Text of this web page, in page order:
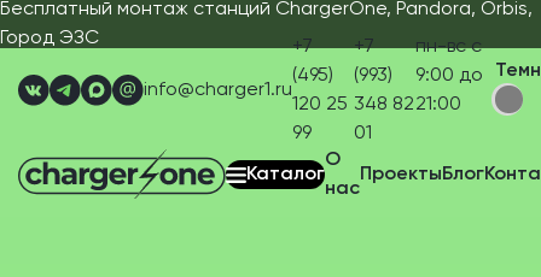
Бесплатный монтаж станций ChargerOne, Pandora, Orbis,
Город ЭЗС
info@charger1.ru
+7
(495)
120 25
99
+7
(993)
348 82
01
пн-вс с
9:00 до
21:00
Каталог
О
нас
ПроектыБлог